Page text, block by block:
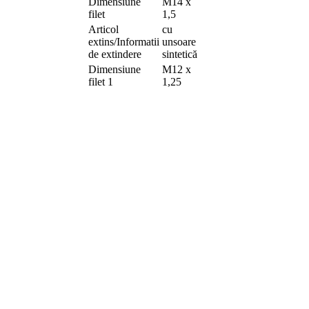
filet
1,5
Articol
extins/Informatii
de extindere
cu
unsoare
sintetică
Dimensiune
filet 1
M12 x
1,25